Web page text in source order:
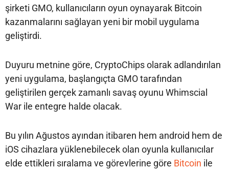
şirketi GMO, kullanıcıların oyun oynayarak Bitcoin
kazanmalarını sağlayan yeni bir mobil uygulama
geliştirdi.
Duyuru metnine göre, CryptoChips olarak adlandırılan
yeni uygulama, başlangıçta GMO tarafından
geliştirilen gerçek zamanlı savaş oyunu Whimscial
War ile entegre halde olacak.
Bu yılın Ağustos ayından itibaren hem android hem de
iOS cihazlara yüklenebilecek olan oyunla kullanıcılar
elde ettikleri sıralama ve görevlerine göre Bitcoin ile